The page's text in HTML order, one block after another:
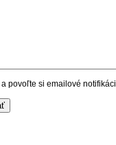
a povoľte si emailové